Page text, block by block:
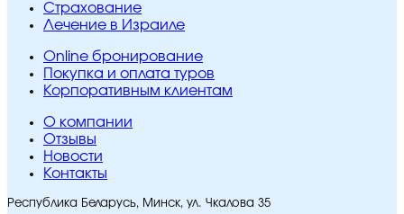
Страхование
Лечение в Израиле
Online бронирование
Покупка и оплата туров
Корпоративным клиентам
O компании
Отзывы
Новости
Контакты
Республика Беларусь, Минск, ул. Чкалова 35